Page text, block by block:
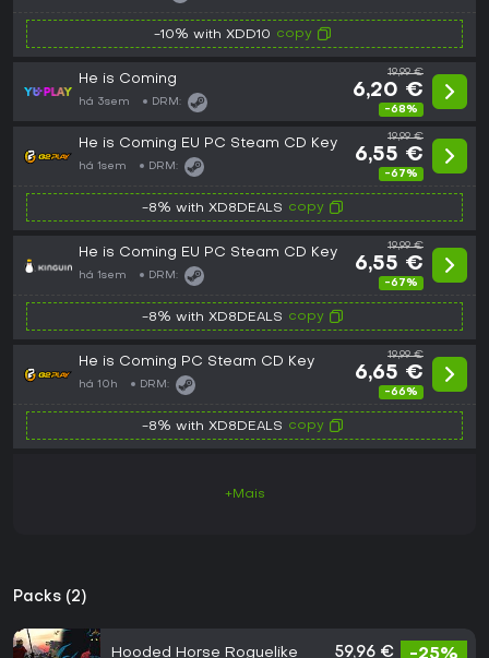
-10% with XDD10 copy
He is Coming
há 3sem DRM:
19,99 €
6,20 €
-68%
He is Coming EU PC Steam CD Key
há 1sem DRM:
19,99 €
6,55 €
-67%
-8% with XD8DEALS copy
He is Coming EU PC Steam CD Key
há 1sem DRM:
19,99 €
6,55 €
-67%
-8% with XD8DEALS copy
He is Coming PC Steam CD Key
há 10h DRM:
19,99 €
6,65 €
-66%
-8% with XD8DEALS copy
+Mais
Packs (2)
Hooded Horse Roguelike 59,96 € -25%